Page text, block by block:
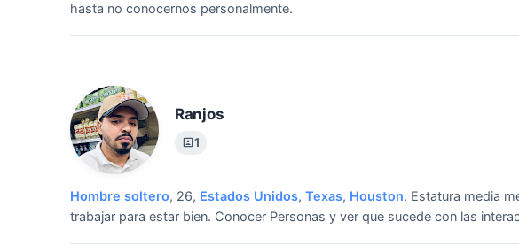
hasta no conocernos personalmente.
Ranjos
1
Hombre soltero, 26, Estados Unidos, Texas, Houston. Estatura media
trabajar para estar bien. Conocer Personas y ver que sucede con las